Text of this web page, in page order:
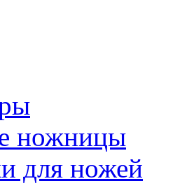
ножницы
для ножей